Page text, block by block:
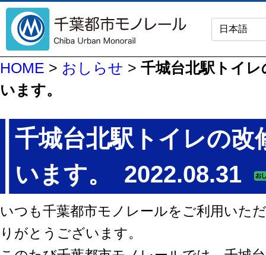
HOME > おしらせ > 千城台北駅トイ
います。
千城台北駅トイレの改
います。
2022.08.31
いつも千葉都市モノレールをご利用いた
りがとうございます。